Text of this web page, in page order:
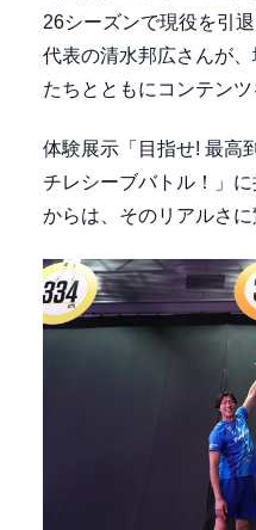
26シーズンで現役を引
代表の清水邦広さんが
たちとともにコンテンツ
体験展示「目指せ! 最高
チレシーブバトル！」
からは、そのリアルさに